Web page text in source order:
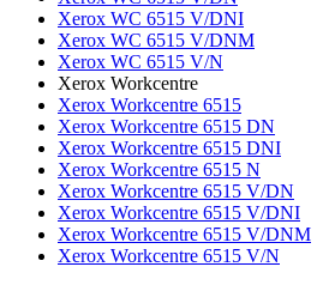
Xerox WC 6515 V/DNI
Xerox WC 6515 V/DNM
Xerox WC 6515 V/N
Xerox Workcentre
Xerox Workcentre 6515
Xerox Workcentre 6515 DN
Xerox Workcentre 6515 DNI
Xerox Workcentre 6515 N
Xerox Workcentre 6515 V/DN
Xerox Workcentre 6515 V/DNI
Xerox Workcentre 6515 V/DNM
Xerox Workcentre 6515 V/N